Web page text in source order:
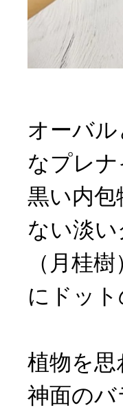
オーバ
なプレ
黒い内
ない淡
（月桂
にドッ
植物を
神面の